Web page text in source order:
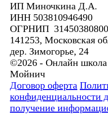
ИП Миночкина Д.А.
ИНН 503810946490
ОГРНИП
141253, Московская
дер. Зимогорье, 24
©2026 - Онлайн школа
Мойнич
Договор оферта
конфиденциальности
получение